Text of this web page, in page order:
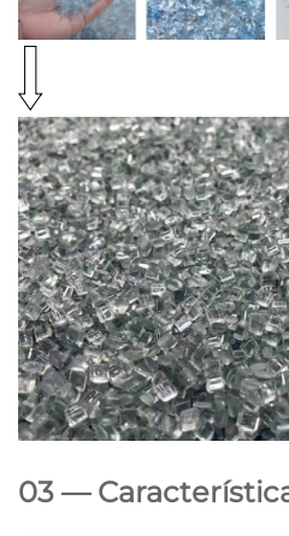
03 —